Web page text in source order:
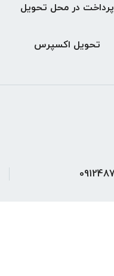
پرداخت در محل تحویل
تحویل اکسپرس